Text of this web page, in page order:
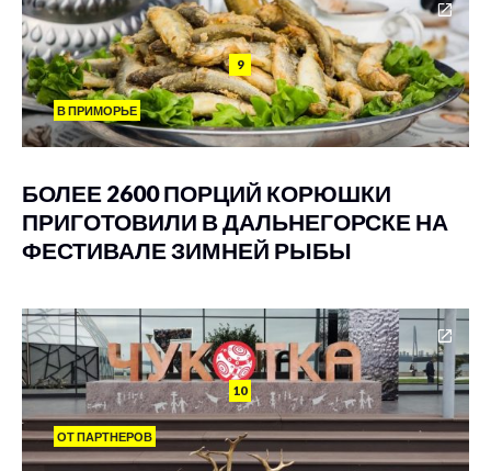
9
В ПРИМОРЬЕ
БОЛЕЕ 2600 ПОРЦИЙ КОРЮШКИ
ПРИГОТОВИЛИ В ДАЛЬНЕГОРСКЕ НА
ФЕСТИВАЛЕ ЗИМНЕЙ РЫБЫ
10
ОТ ПАРТНЕРОВ